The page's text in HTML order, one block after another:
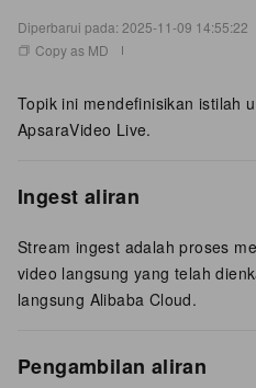
Diperbarui pada: 2025-11-09 14:55:22
Copy as MD
Topik ini mendefinisikan istilah
ApsaraVideo Live.
Ingest aliran
Stream ingest adalah proses
video langsung yang telah
langsung Alibaba Cloud.
Pengambilan aliran